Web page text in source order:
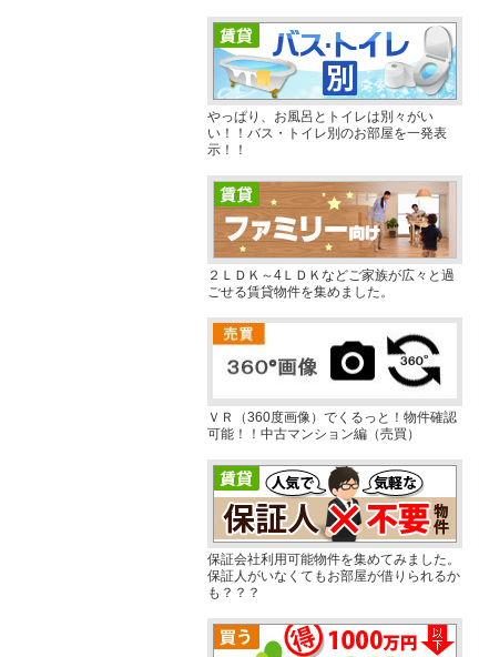
やっぱり、お風呂とトイレは別々がい
い！！バス・トイレ別のお部屋を一発表
示！！
２ＬＤＫ～4ＬＤＫなどご家族が広々と過
ごせる賃貸物件を集めました。
ＶＲ（360度画像）でくるっと！物件確認
可能！！中古マンション編（売買）
保証会社利用可能物件を集めてみました。
保証人がいなくてもお部屋が借りられるか
も？？？